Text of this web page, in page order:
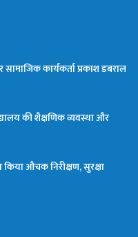
कार्यकर्ता प्रकाश डबराल
की शैक्षणिक व्यवस्था और
औचक निरीक्षण, सुरक्षा